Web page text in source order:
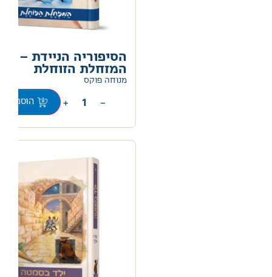
הסיפוריה הניידת –
המזחלת הזוחלת
מנוחה פוקס
−
+ הוספה